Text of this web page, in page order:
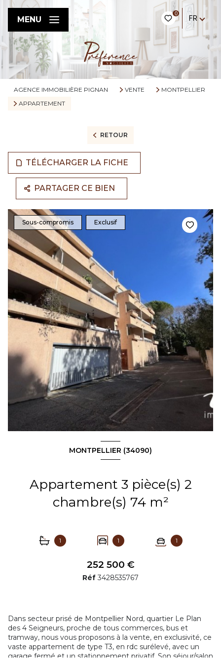
0
FR
MENU
AGENCE IMMOBILIÈRE PIGNAN VENTE
MONTPELLIER
APPARTEMENT
RETOUR
TÉLÉCHARGER LA FICHE
PARTAGER CE BIEN
Sous-compromis Exclusif
MONTPELLIER (34090)
Appartement 3 pièce(s) 2
chambre(s) 74 m²
1 1 1
252 500 €
Réf3428535767
Dans secteur prisé de Montpellier Nord, quartier Le Plan
des 4 Seigneurs, proche de tous commerces, bus et
tramway, nous vous proposons à la vente, en exclusivité, ce
vaste appartement de type T3, en rdc surélevé, avec un
garage fermé et un stationnement privatif. Son séjour/salon